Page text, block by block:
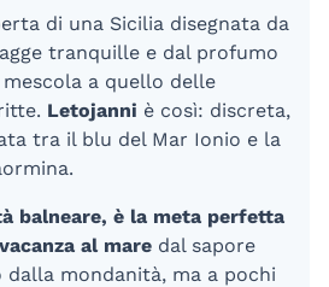
di una Sicilia disegnata da
tranquille e dal profumo
a quello delle
Letojanni è così: discreta,
tra il blu del Mar Ionio e la
balneare, è la meta perfetta
al mare dal sapore
mondanità, ma a pochi